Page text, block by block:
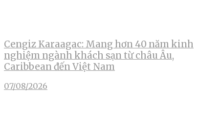
Cengiz Karaagac: Mang hơn 40 năm kinh
nghiệm ngành khách sạn từ châu Âu,
Caribbean đến Việt Nam
07/08/2026